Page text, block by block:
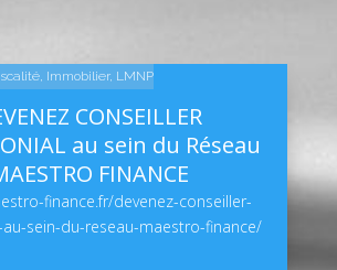
CONSEILLER
au sein du Réseau
FINANCE
finance.fr/devenez-conseiller-
sein-du-reseau-maestro-finance/
, Immobilier, LMNP